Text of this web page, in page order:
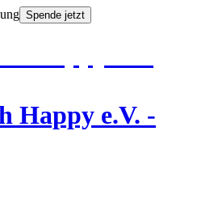
Spende jetzt
Happy e.V. -